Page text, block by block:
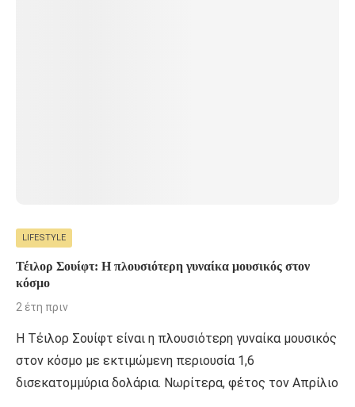
LIFESTYLE
Τέιλορ Σουίφτ: Η πλουσιότερη γυναίκα μουσικός στον
κόσμο
2 έτη πριν
Η Τέιλορ Σουίφτ είναι η πλουσιότερη γυναίκα μουσικός
στον κόσμο με εκτιμώμενη περιουσία 1,6
δισεκατομμύρια δολάρια. Νωρίτερα, φέτος τον Απρίλιο